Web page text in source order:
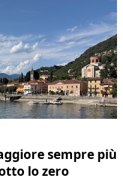
sempre più
lo zero